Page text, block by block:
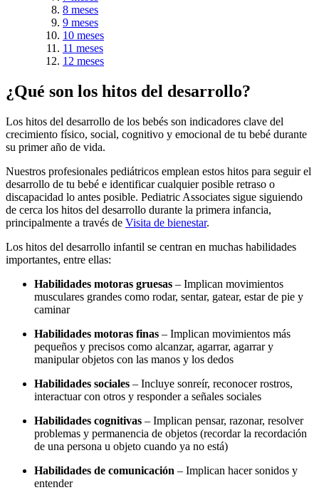
8 meses
9 meses
10 meses
11 meses
12 meses
¿Qué son los hitos del desarrollo?
Los hitos del desarrollo de los bebés son indicadores clave del
crecimiento físico, social, cognitivo y emocional de tu bebé durante
su primer año de vida.
Nuestros profesionales pediátricos emplean estos hitos para seguir el
desarrollo de tu bebé e identificar cualquier posible retraso o
discapacidad lo antes posible. Pediatric Associates sigue siguiendo
de cerca los hitos del desarrollo durante la primera infancia,
principalmente a través de Visita de bienestar.
Los hitos del desarrollo infantil se centran en muchas habilidades
importantes, entre ellas:
Habilidades motoras gruesas – Implican movimientos
musculares grandes como rodar, sentar, gatear, estar de pie y
caminar
Habilidades motoras finas – Implican movimientos más
pequeños y precisos como alcanzar, agarrar, agarrar y
manipular objetos con las manos y los dedos
Habilidades sociales – Incluye sonreír, reconocer rostros,
interactuar con otros y responder a señales sociales
Habilidades cognitivas – Implican pensar, razonar, resolver
problemas y permanencia de objetos (recordar la recordación
de una persona u objeto cuando ya no está)
Habilidades de comunicación – Implican hacer sonidos y
entender